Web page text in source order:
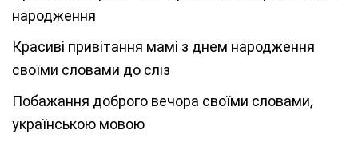
народження
Красиві привітання мамі з днем народження
своїми словами до сліз
Побажання доброго вечора своїми словами,
українською мовою